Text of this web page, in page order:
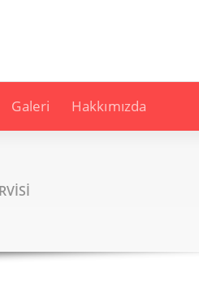
Galeri Hakkımızda